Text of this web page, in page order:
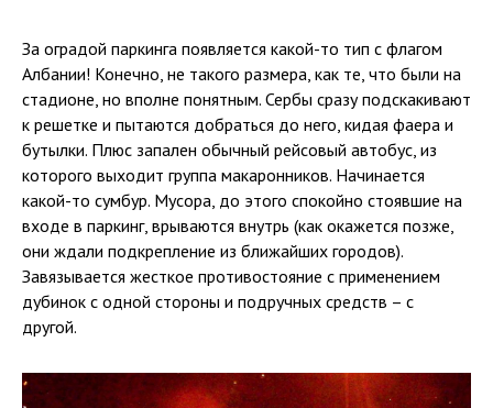
За оградой паркинга появляется какой-то тип с флагом
Албании! Конечно, не такого размера, как те, что были на
стадионе, но вполне понятным. Сербы сразу подскакивают
к решетке и пытаются добраться до него, кидая фаера и
бутылки. Плюс запален обычный рейсовый автобус, из
которого выходит группа макаронников. Начинается
какой-то сумбур. Мусора, до этого спокойно стоявшие на
входе в паркинг, врываются внутрь (как окажется позже,
они ждали подкрепление из ближайших городов).
Завязывается жесткое противостояние с применением
дубинок с одной стороны и подручных средств – с
другой.